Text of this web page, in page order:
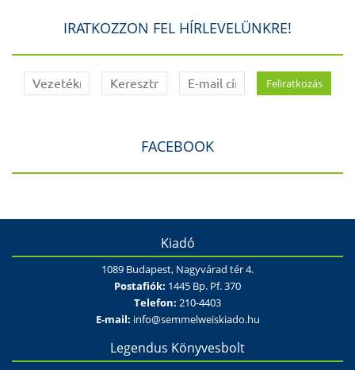
IRATKOZZON FEL HÍRLEVELÜNKRE!
FACEBOOK
Kiadó
1089 Budapest, Nagyvárad tér 4.
Postafiók: 1445 Bp. Pf. 370
Telefon: 210-4403
E-mail: info@semmelweiskiado.hu
Legendus Könyvesbolt